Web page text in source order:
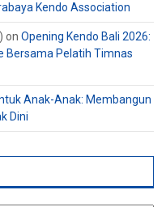
Kendo Association
on Opening Kendo Bali 2026:
Bersama Pelatih Timnas
Anak-Anak: Membangun
Dini